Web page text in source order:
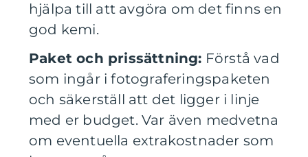
hjälpa till att avgöra om det finns en
god kemi.
Paket och prissättning: Förstå vad
som ingår i fotograferingspaketen
och säkerställ att det ligger i linje
med er budget. Var även medvetna
om eventuella extrakostnader som